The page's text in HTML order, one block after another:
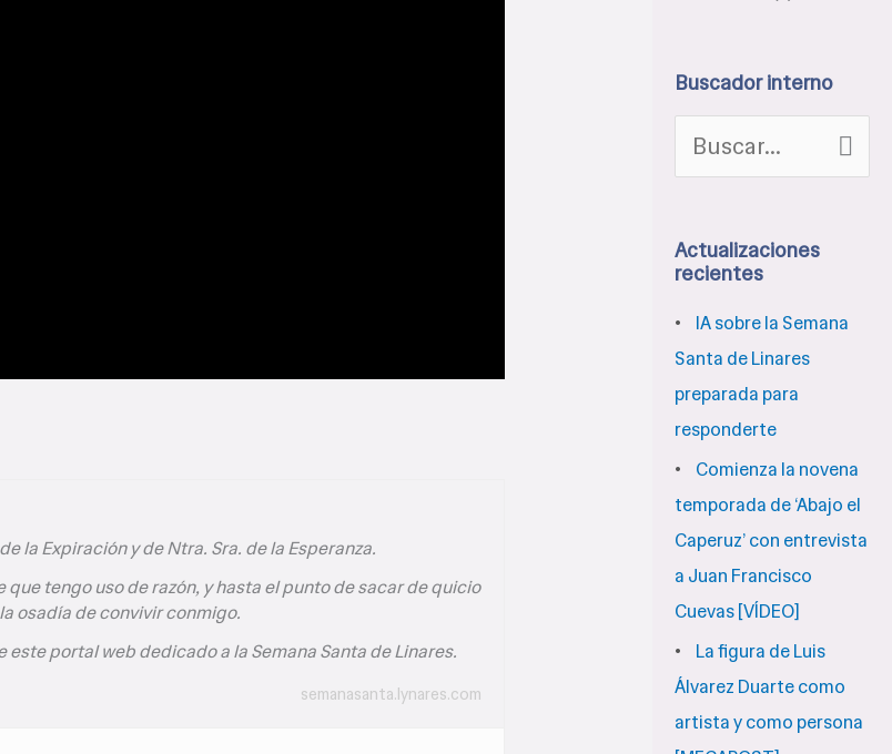
la Expiración y de Ntra. Sra. de la Esperanza.
tengo uso de razón, y hasta el punto de sacar de quicio
osadía de convivir conmigo.
portal web dedicado a la Semana Santa de Linares.
semanasanta.lynares.com
Buscador interno
u
c
a
r
p
:
Actualizaciones
recientes
IA sobre la Semana
Santa de Linares
preparada para
responderte
Comienza la novena
temporada de ‘Abajo el
Caperuz’ con entrevista
a Juan Francisco
Cuevas [VÍDEO]
La figura de Luis
Álvarez Duarte como
artista y como persona